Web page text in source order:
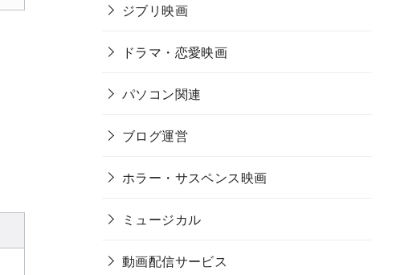
ジブリ映画
ドラマ・恋愛映画
パソコン関連
ブログ運営
ホラー・サスペンス映画
ミュージカル
動画配信サービス